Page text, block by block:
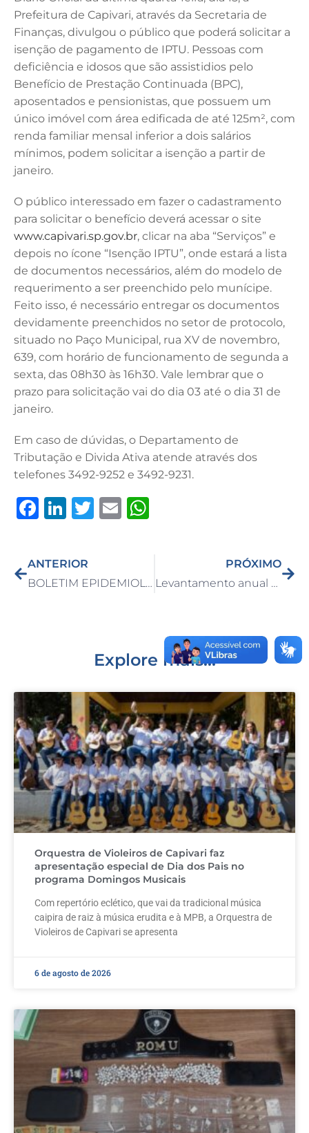
e
b
o
o
k
e
dI
n
te
r
l
s
A
p
p
Prefeitura de Capivari, através da Secretaria de
Finanças, divulgou o público que poderá solicitar a
isenção de pagamento de IPTU. Pessoas com
deficiência e idosos que são assistidios pelo
Benefício de Prestação Continuada (BPC),
aposentados e pensionistas, que possuem um
único imóvel com área edificada de até 125m², com
renda familiar mensal inferior a dois salários
mínimos, podem solicitar a isenção a partir de
janeiro.
O público interessado em fazer o cadastramento
para solicitar o benefício deverá acessar o site
www.capivari.sp.gov.br, clicar na aba “Serviços” e
depois no ícone “Isenção IPTU”, onde estará a lista
de documentos necessários, além do modelo de
requerimento a ser preenchido pelo munícipe.
Feito isso, é necessário entregar os documentos
devidamente preenchidos no setor de protocolo,
situado no Paço Municipal, rua XV de novembro,
639, com horário de funcionamento de segunda a
sexta, das 08h30 às 16h30. Vale lembrar que o
prazo para solicitação vai do dia 03 até o dia 31 de
janeiro.
Em caso de dúvidas, o Departamento de
Tributação e Divida Ativa atende através dos
telefones 3492-9252 e 3492-9231.
F
c
e
Li
k
e
T
te
E
l
s
ANTERIOR
BOLETIM EPIDEMIOLÓGICO DO DIA 21/12/2021
PRÓXIMO
Levantamento anual da Guarda Civil de Capivari aponta 185 pessoas presas em flagrante e mais de 14 mil porções de drogas apreendidas em 2021
Explore mais...
Orquestra de Violeiros de Capivari faz
apresentação especial de Dia dos Pais no
programa Domingos Musicais
Com repertório eclético, que vai da tradicional música
caipira de raiz à música erudita e à MPB, a Orquestra de
Violeiros de Capivari se apresenta
6 de agosto de 2026